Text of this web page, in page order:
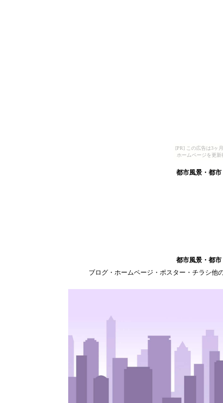
[PR] この広告は3ヶ
ホームページを更
都市風景・都
都市風景・都
ブログ・ホームページ・ポスター・チラシ他